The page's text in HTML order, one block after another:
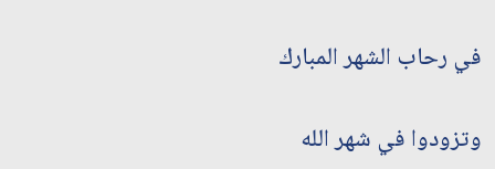
في رحاب الشهر المبارك
وتزودوا في شهر الله